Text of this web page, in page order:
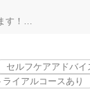
ス
！
律神経の乱れが原因
りが悪くなります。
ップをサポート。
セルフケアアドバイ
ライアルコースあり